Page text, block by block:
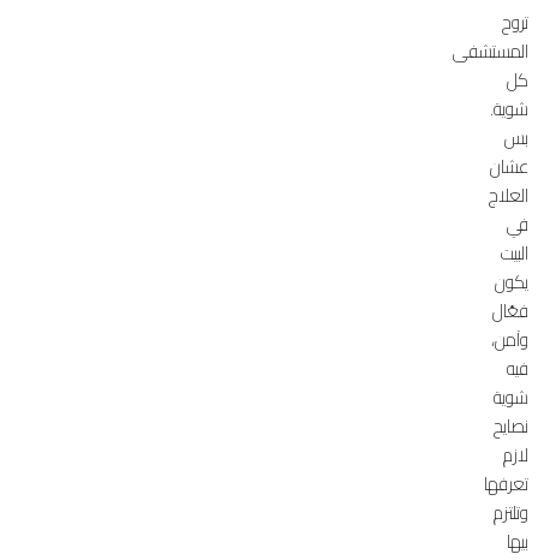
تروح
المستشفى
كل
شوية.
بس
عشان
العلاج
في
البيت
يكون
فعّال
وآمن،
فيه
شوية
نصايح
لازم
تعرفها
وتلتزم
بيها